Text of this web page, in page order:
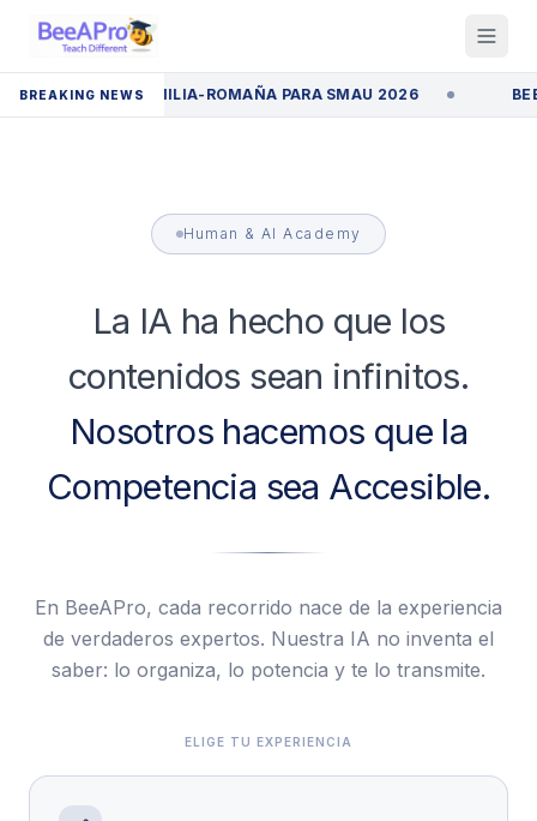
BREAKING NEWS
DE EMILIA-ROMAÑA PARA SMAU 2026
Human & AI Academy
La IA ha hecho que los
contenidos sean infinitos.
Nosotros hacemos que la
Competencia sea Accesible.
En BeeAPro, cada recorrido nace de la experiencia
de verdaderos expertos. Nuestra IA no inventa el
saber: lo organiza, lo potencia y te lo transmite.
ELIGE TU EXPERIENCIA